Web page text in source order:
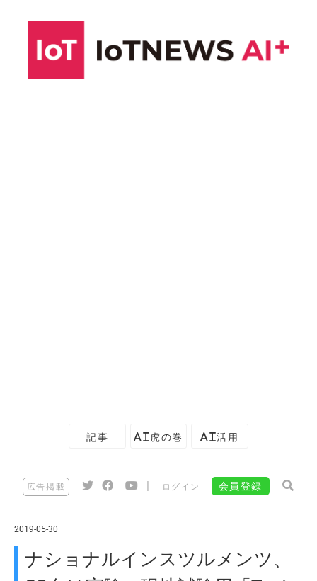
記事 AI虎の巻 AI活用
広告掲載 ログイン 会員登録
2019-05-30
ナショナルインスツルメンツ、